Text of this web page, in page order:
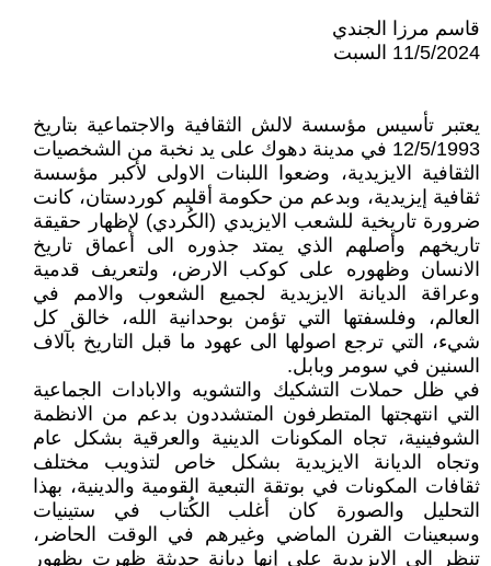
قاسم مرزا الجندي
11/5/2024 السبت
يعتبر تأسيس مؤسسة لالش الثقافية والاجتماعية بتاريخ
12/5/1993 في مدينة دهوك على يد نخبة من الشخصيات
الثقافية الايزيدية، وضعوا اللبنات الاولى لأكبر مؤسسة
ثقافية إيزيدية، وبدعم من حكومة أقليم كوردستان، كانت
ضرورة تاريخية للشعب الايزيدي (الكُردي) لإظهار حقيقة
تاريخهم وأصلهم الذي يمتد جذوره الى أعماق تاريخ
الانسان وظهوره على كوكب الارض، ولتعريف قدمية
وعراقة الديانة الايزيدية لجميع الشعوب والامم في
العالم، وفلسفتها التي تؤمن بوحدانية الله، خالق كل
شيء، التي ترجع اصولها الى عهود ما قبل التاريخ بآلاف
السنين في سومر وبابل.
في ظل حملات التشكيك والتشويه والابادات الجماعية
التي انتهجتها المتطرفون المتشددون بدعم من الانظمة
الشوفينية، تجاه المكونات الدينية والعرقية بشكل عام
وتجاه الديانة الايزيدية بشكل خاص لتذويب مختلف
ثقافات المكونات في بوتقة التبعية القومية والدينية، بهذا
التحليل والصورة كان أغلب الكُتاب في ستينيات
وسبعينات القرن الماضي وغيرهم في الوقت الحاضر،
تنظر الى الايزيدية على إنها ديانة حديثة ظهرت بظهور